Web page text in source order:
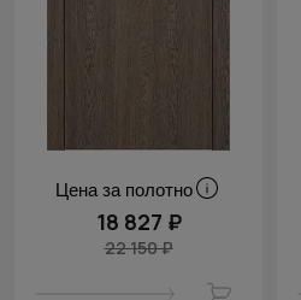
Цена за полотно
18 827 ₽
22 150 ₽